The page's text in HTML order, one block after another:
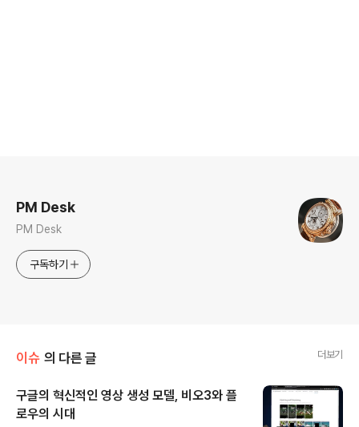
PM Desk
PM Desk
구독하기
이슈 의 다른 글 더보기
구글의 혁신적인 영상 생성 모델, 비오3와 플
로우의 시대